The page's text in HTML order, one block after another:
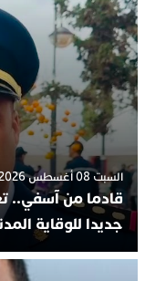
السبت 08 أغسطس 2026 - 10:11
قادما من آسفي..
جديدا للوقاية